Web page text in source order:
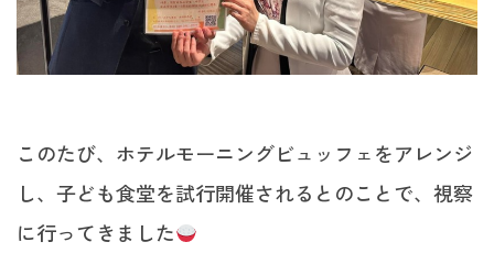
このたび、ホテルモーニングビュッフェをアレンジ
し、子ども食堂を試行開催されるとのことで、視察
に行ってきました